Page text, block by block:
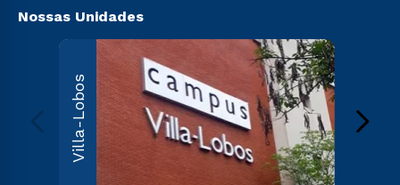
Nossas Unidades
Villa-Lobos
Paulo,